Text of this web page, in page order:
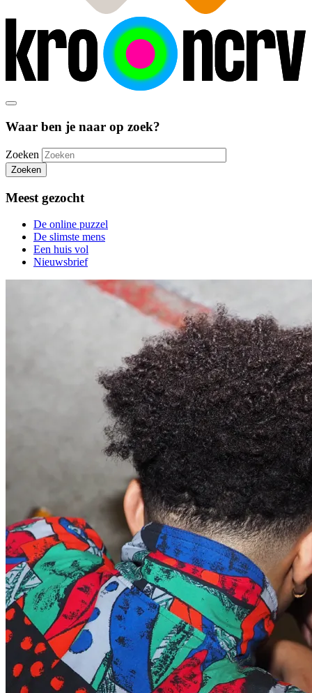
Waar ben je naar op zoek?
Zoeken
Zoeken
Meest gezocht
De online puzzel
De slimste mens
Een huis vol
Nieuwsbrief